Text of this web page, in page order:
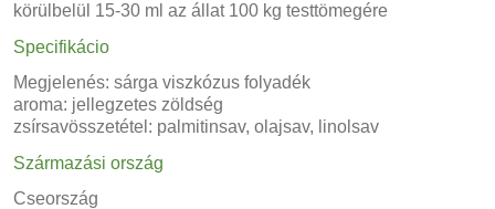
körülbelül 15-30 ml az állat 100 kg testtömegére
Specifikácio
Megjelenés: sárga viszkózus folyadék
aroma: jellegzetes zöldség
zsírsavösszetétel: palmitinsav, olajsav, linolsav
Származási ország
Cseország